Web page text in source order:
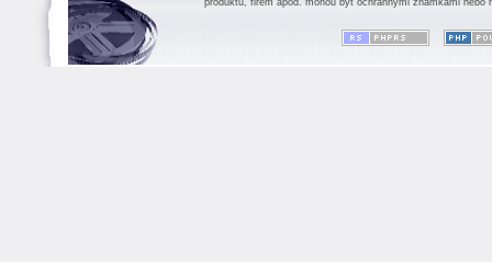
produktů, firem apod. mohou být ochrannými známkami